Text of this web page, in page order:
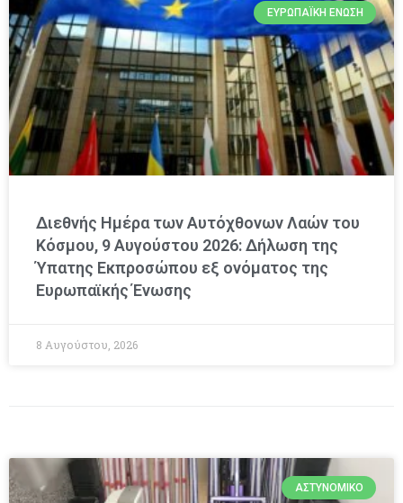
ΕΥΡΩΠΑΪΚΉ ΈΝΩΣΗ
Διεθνής Ημέρα των Αυτόχθονων Λαών του
Κόσμου, 9 Αυγούστου 2026: Δήλωση της
Ύπατης Εκπροσώπου εξ ονόματος της
Ευρωπαϊκής Ένωσης
8 Αυγούστου, 2026
ΑΣΤΥΝΟΜΙΚΌ